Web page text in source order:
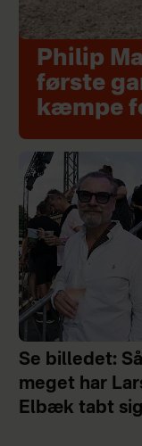
Philip
første
kæmpe
Se billedet: Så
meget har
Elbæk tabt sig